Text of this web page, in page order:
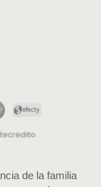
de la familia